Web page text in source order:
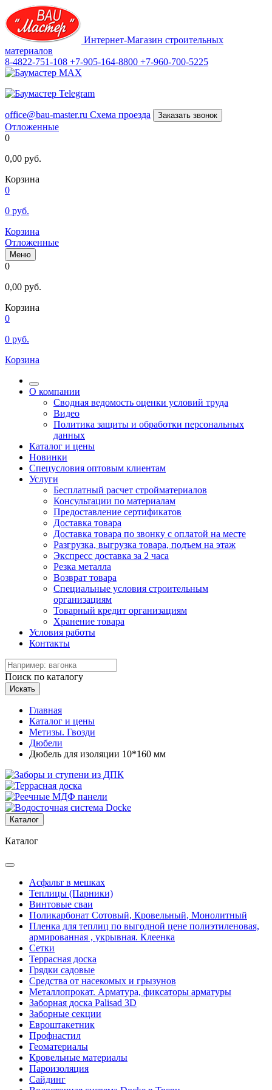
Интернет-Магазин строительных
материалов
8-4822-751-108 +7-905-164-8800 +7-960-700-5225
office@bau-master.ru Схема проезда Заказать звонок
Отложенные
0
0,00 руб.
Корзина
0
0 руб.
Корзина
Отложенные
Меню
0
0,00 руб.
Корзина
0
0 руб.
Корзина
О компании
Сводная ведомость оценки условий труда
Видео
Политика защиты и обработки персональных
данных
Каталог и цены
Новинки
Спецусловия оптовым клиентам
Услуги
Бесплатный расчет стройматериалов
Консультации по материалам
Предоставление сертификатов
Доставка товара
Доставка товара по звонку с оплатой на месте
Разгрузка, выгрузка товара, подъем на этаж
Экспресс доставка за 2 часа
Резка металла
Возврат товара
Специальные условия строительным
организациям
Товарный кредит организациям
Хранение товара
Условия работы
Контакты
Поиск по каталогу
Искать
Главная
Каталог и цены
Метизы. Гвозди
Дюбели
Дюбель для изоляции 10*160 мм
Каталог
Каталог
Асфальт в мешках
Теплицы (Парники)
Винтовые сваи
Поликарбонат Сотовый, Кровельный, Монолитный
Пленка для теплиц по выгодной цене полиэтиленовая,
армированная , укрывная. Клеенка
Сетки
Террасная доска
Грядки садовые
Средства от насекомых и грызунов
Металлопрокат. Арматура, фиксаторы арматуры
Заборная доска Palisad 3D
Заборные секции
Евроштакетник
Профнастил
Геоматериалы
Кровельные материалы
Пароизоляция
Сайдинг